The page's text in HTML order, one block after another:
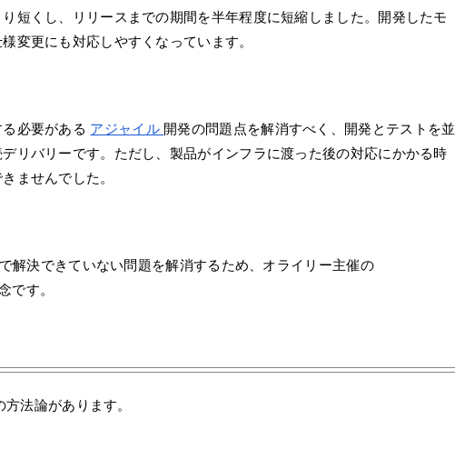
短くし、リリースまでの期間を半年程度に短縮しました。開発したモ
変更にも対応しやすくなっています。
必要がある アジャイル 開発の問題点を解消すべく、開発とテストを並
リバリーです。ただし、製品がインフラに渡った後の対応にかかる時
ませんでした。
解決できていない問題を解消するため、オライリー主催の
です。
法論があります。